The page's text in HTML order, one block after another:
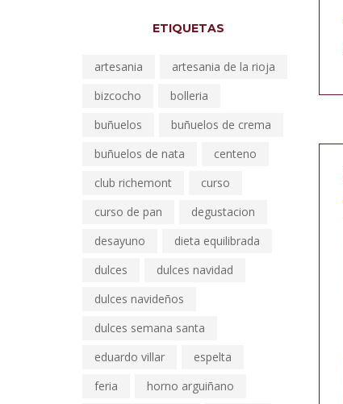
ETIQUETAS
artesania
artesania de la rioja
bizcocho
bolleria
buñuelos
buñuelos de crema
buñuelos de nata
centeno
club richemont
curso
curso de pan
degustacion
desayuno
dieta equilibrada
dulces
dulces navidad
dulces navideños
dulces semana santa
eduardo villar
espelta
feria
horno arguiñano